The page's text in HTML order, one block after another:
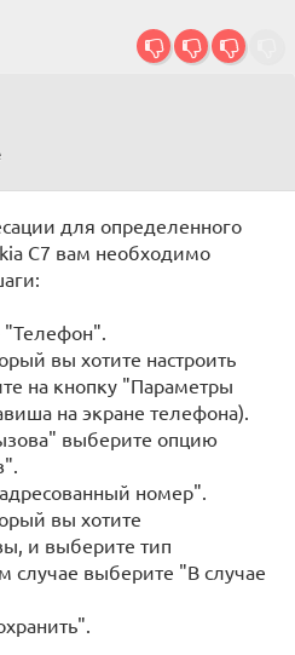
для определенного
C7 вам необходимо
"Телефон".
вы хотите настроить
на кнопку "Параметры
на экране телефона).
выберите опцию
номер".
вы хотите
и выберите тип
случае выберите "В случае